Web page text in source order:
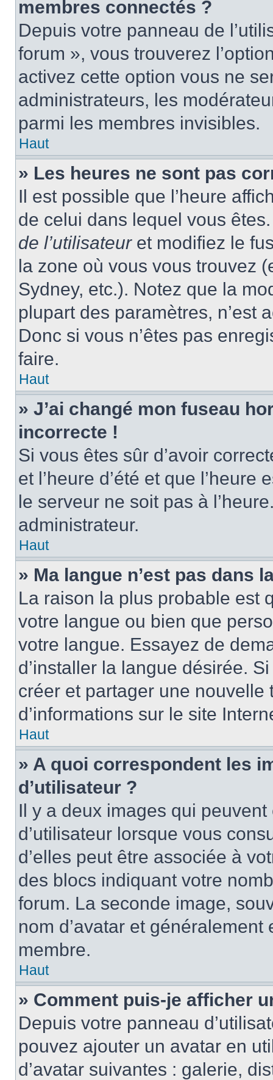
membres connectés ?
Depuis votre panneau de
forum », vous trouverez
activez cette option vous ne
administrateurs, les
parmi les membres invisibles.
Haut
» Les heures ne sont pas
Il est possible que l’heure
de celui dans lequel vous
de l’utilisateuret modifiez le
la zone où vous vous trouvez
Sydney, etc.). Notez que la
plupart des paramètres, n’est
Donc si vous n’êtes pas
faire.
Haut
» J’ai changé mon fuseau
incorrecte !
Si vous êtes sûr d’avoir
et l’heure d’été et que
le serveur ne soit pas à
administrateur.
Haut
» Ma langue n’est pas dans
La raison la plus probable est
votre langue ou bien que
votre langue. Essayez de
d’installer la langue désirée.
créer et partager une
d’informations sur le site
Haut
» A quoi correspondent les
d’utilisateur ?
Il y a deux images qui
d’utilisateur lorsque vous
d’elles peut être associée à
des blocs indiquant votre
forum. La seconde image,
nom d’avatar et
membre.
Haut
» Comment puis-je afficher
Depuis votre panneau
pouvez ajouter un avatar en
d’avatar suivantes : galerie,